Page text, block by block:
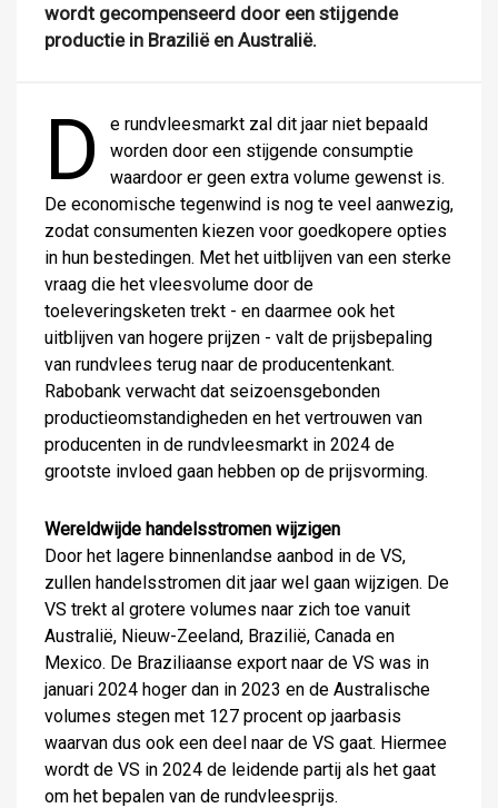
wordt gecompenseerd door een stijgende
productie in Brazilië en Australië.
D
e rundvleesmarkt zal dit jaar niet bepaald
worden door een stijgende consumptie
waardoor er geen extra volume gewenst is.
De economische tegenwind is nog te veel aanwezig,
zodat consumenten kiezen voor goedkopere opties
in hun bestedingen. Met het uitblijven van een sterke
vraag die het vleesvolume door de
toeleveringsketen trekt - en daarmee ook het
uitblijven van hogere prijzen - valt de prijsbepaling
van rundvlees terug naar de producentenkant.
Rabobank verwacht dat seizoensgebonden
productieomstandigheden en het vertrouwen van
producenten in de rundvleesmarkt in 2024 de
grootste invloed gaan hebben op de prijsvorming.
Wereldwijde handelsstromen wijzigen
Door het lagere binnenlandse aanbod in de VS,
zullen handelsstromen dit jaar wel gaan wijzigen. De
VS trekt al grotere volumes naar zich toe vanuit
Australië, Nieuw-Zeeland, Brazilië, Canada en
Mexico. De Braziliaanse export naar de VS was in
januari 2024 hoger dan in 2023 en de Australische
volumes stegen met 127 procent op jaarbasis
waarvan dus ook een deel naar de VS gaat. Hiermee
wordt de VS in 2024 de leidende partij als het gaat
om het bepalen van de rundvleesprijs.